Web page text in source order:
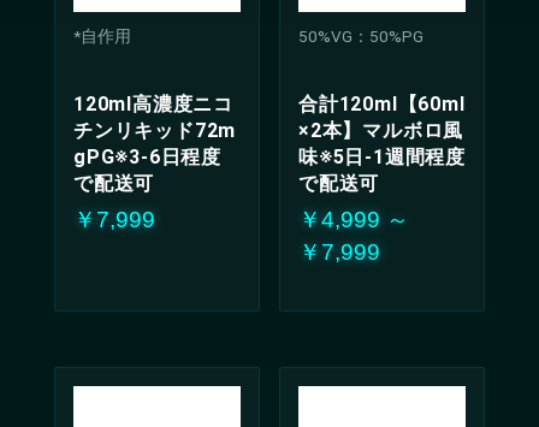
*自作用
120ml高濃度ニコ
チンリキッド72m
gPG※3-6日程度
で配送可
￥7,999
50%VG：50%PG
合計120ml【60ml
×2本】マルボロ風
味※5日-1週間程度
で配送可
￥4,999 ～
￥7,999